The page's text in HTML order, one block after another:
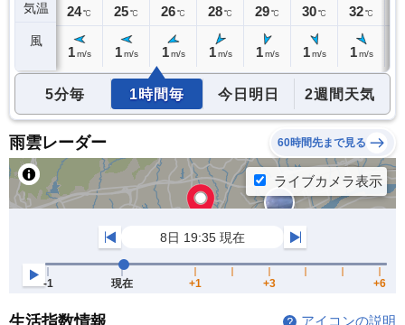
気温
風
25℃ 24℃
1 m/s
25℃
1 m/s
26℃
1 m/s
28℃
1 m/s
29℃
1 m/s
30℃
1 m/s
32℃
1 m/s
5分毎 1時間毎 今日明日 2週間天気
雨雲レーダー 60時間先まで見る
生活指数情報 アイコンの説明